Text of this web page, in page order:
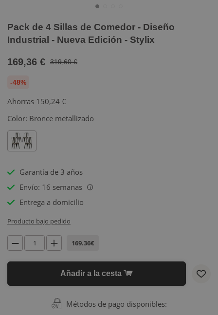
Pack de 4 Sillas de Comedor - Diseño
Industrial - Nueva Edición - Stylix
169,36 € 319,60 €
-48%
Ahorras 150,24 €
Color: Bronce metallizado
Garantía de 3 años
Envío: 16 semanas
i
Entrega a domicilio
Producto bajo pedido
169.36€
Añadir a la cesta
Métodos de pago disponibles: